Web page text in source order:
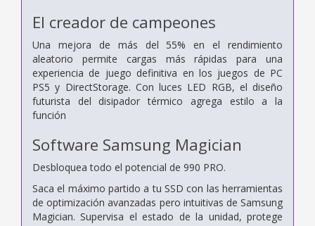
El creador de campeones
Una mejora de más del 55% en el rendimiento
aleatorio permite cargas más rápidas para una
experiencia de juego definitiva en los juegos de PC
PS5 y DirectStorage. Con luces LED RGB, el diseño
futurista del disipador térmico agrega estilo a la
función
Software Samsung Magician
Desbloquea todo el potencial de 990 PRO.
Saca el máximo partido a tu SSD con las herramientas
de optimización avanzadas pero intuitivas de Samsung
Magician. Supervisa el estado de la unidad, protege